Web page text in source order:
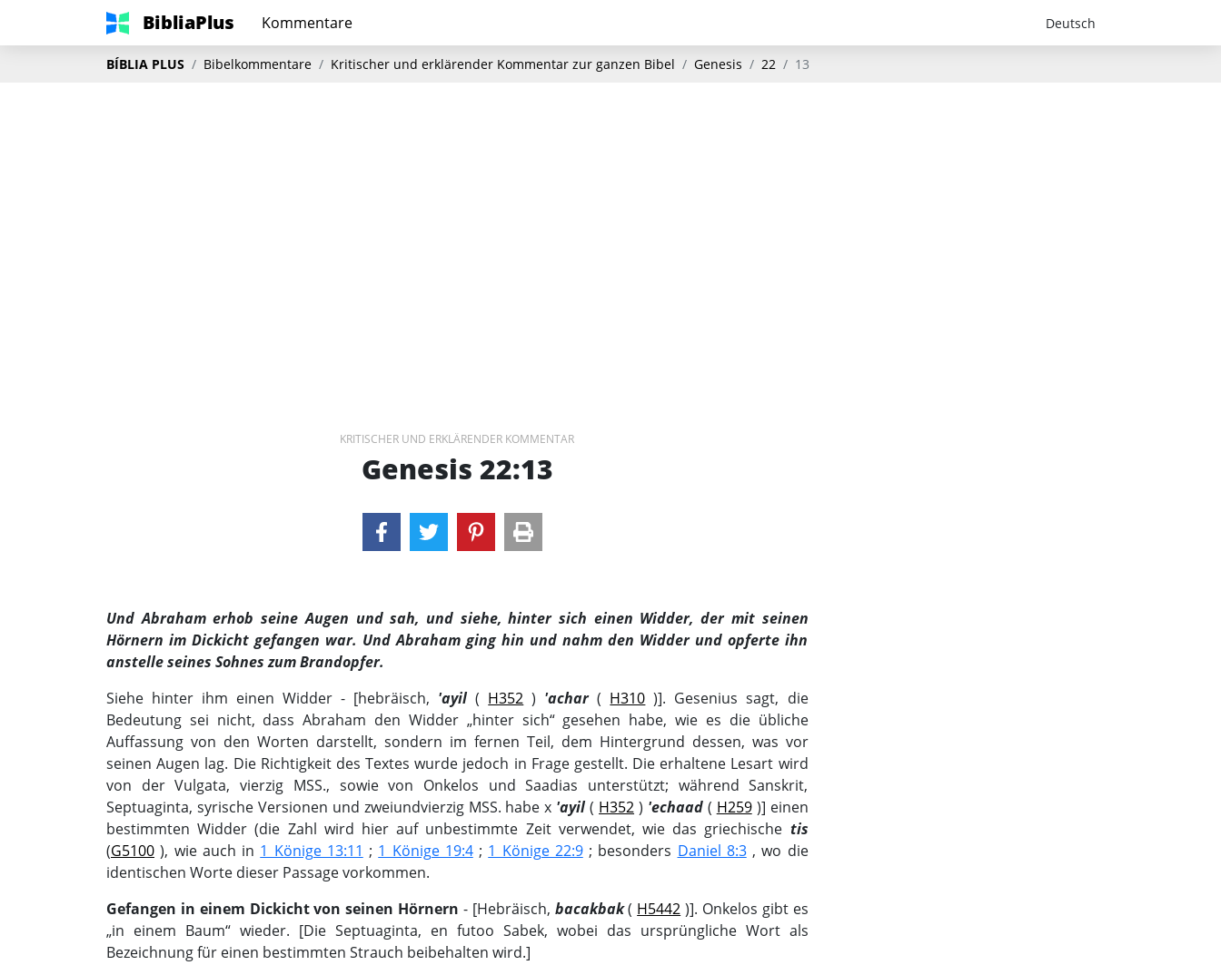
BibliaPlus Kommentare
BÍBLIA PLUS Bibelkommentare Kritischer und erklärender Kommentar zur ganzen Bibel Genesis 22 13
KRITISCHER UND ERKLÄRENDER KOMMENTAR
Genesis 22:13
Und Abraham erhob seine Augen und sah, und siehe, hinter sich einen Widder, der mit seinen
Hörnern im Dickicht gefangen war. Und Abraham ging hin und nahm den Widder und opferte ihn
anstelle seines Sohnes zum Brandopfer.
Siehe hinter ihm einen Widder - [hebräisch, 'ayil( H352 ) 'achar( H310 )]. Gesenius sagt, die
Bedeutung sei nicht, dass Abraham den Widder „hinter sich“ gesehen habe, wie es die übliche
Auffassung von den Worten darstellt, sondern im fernen Teil, dem Hintergrund dessen, was vor
seinen Augen lag. Die Richtigkeit des Textes wurde jedoch in Frage gestellt. Die erhaltene Lesart wird
von der Vulgata, vierzig MSS., sowie von Onkelos und Saadias unterstützt; während Sanskrit,
Septuaginta, syrische Versionen und zweiundvierzig MSS. habe х 'ayil( H352 ) 'echaad( H259)] einen
bestimmten Widder (die Zahl wird hier auf unbestimmte Zeit verwendet, wie das griechische tis
(G5100 ), wie auch in 1 Könige 13:11 ; 1 Könige 19:4; 1 Könige 22:9; besonders Daniel 8:3, wo die
identischen Worte dieser Passage vorkommen.
Gefangen in einem Dickicht von seinen Hörnern - [Hebräisch, bacakbak( H5442 )]. Onkelos gibt es
„in einem Baum“ wieder. [Die Septuaginta, en futoo Sabek, wobei das ursprüngliche Wort als
Bezeichnung für einen bestimmten Strauch beibehalten wird.]